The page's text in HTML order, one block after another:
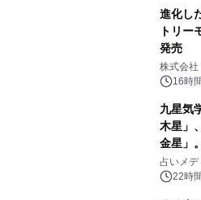
進化し
トリー
発売
株式会社
16時
九星気
木星」
金星」
ングを
占いメデ
22時